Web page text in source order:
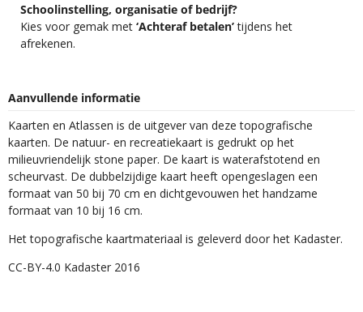
Schoolinstelling, organisatie of bedrijf?
Kies voor gemak met ‘Achteraf betalen’tijdens het
afrekenen.
Aanvullende informatie
Kaarten en Atlassen is de uitgever van deze topografische
kaarten. De natuur- en recreatiekaart is gedrukt op het
milieuvriendelijk stone paper. De kaart is waterafstotend en
scheurvast. De dubbelzijdige kaart heeft opengeslagen een
formaat van 50 bij 70 cm en dichtgevouwen het handzame
formaat van 10 bij 16 cm.
Het topografische kaartmateriaal is geleverd door het Kadaster.
CC-BY-4.0 Kadaster 2016